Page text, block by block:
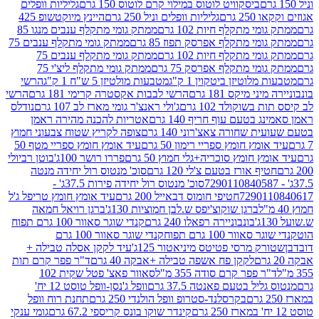
ביסקוויט לוטוס במילוי קרם לוטוס 150 גרם
גליליות וופלים
גרם
גליליות וופלים וניל 250 גרם
היינץ מיוקטשופ 425
מתקלף חיות 102 גרם
ממתק גומי מתקלף ענבים מנגו 85
מתקלף אפרסק תפוז 85 גרם
ממתק גומי מתקלף ענבים 75
מתקלף חיות 102 גרם
ממתק גומי מתקלף ענבים 75
מתקלף אפרסק 75 גרם
ממתק גומי מתקלף ליצ'י 75
ביטקוין 1 ק"ג
מטבעות מולטיזן 5 ש"ח 1 ק"ג
הרשי
מיקס 181 גרם
הרשי לבבות אקסטרה קרימי 181 גרם
הרשי
102 גרם
ג'ולי ראנצ'ר גומי מארז לב 107 גרם
נודלס
עוף חריף 140 גרם
אטריות להכנה מהירה ראמן
שחורה צאצ'רוני 140 גרם
צופה לקריץ שטוח צבעוני חמוץ
חומץ ספריי רימון 50 גרם
עיד אומץ חומץ ספריי מטף 50
חומץ סוכריה+גלי חמוץ 50 גרם
פררו רושר 100ג'
בוטן רביולי
אורז בטעם צ'לי 120 גרם
סוכ' מנטוס רול יחידה מנטה
סוכ' מנטוס רול יחידה פירות 37.5ג' -
חטיפי חומוס דבאייל 200 גרם
עיד אומץ חומץ טריפל ג'ל
ברגן שוקוצ'יפס ש.לבן חמוציות 130ג'
ברגן רויאל חמאה
בונבוניירה רפאלו 240 גרם
קנדי שוגר סאוור 100 גרם תפוח
100 גרם תפוח
קנדי שוגר סאוור 100 גרם
מרסי פטיטס מיניאטור 125ג'
עיד לקקן אסלה טבילה +
לקקן פח אשפה טבילה +אבקה 40 גרם
ד"ר פפר קרם תות
פפר קרם סודה 355 מ"ל
סאוור פאצ' פטל שקית 102
בטעם פאנטה 37.5 גרם
וופל ג'נסן-וופל טוסט 12 יח'
בקרסלנד-סטרופ וופל הולנדי 250 גרם
תחנת רוח וופל
קינדר שוקו בונס קריספי 67.2 גרם
גומי ענקי